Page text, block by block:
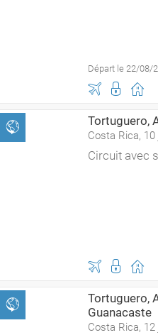
Départ le 22/08/
Tortuguero,
Costa Rica, 10
Circuit avec
Tortuguero,
Guanacaste
Costa Rica, 12